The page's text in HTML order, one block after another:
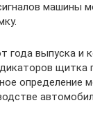
машины
года выпуска и
щитка
определение